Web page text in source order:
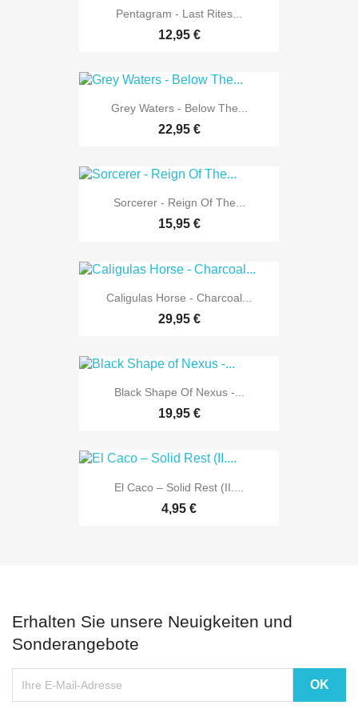
Pentagram - Last Rites...
12,95 €
Grey Waters - Below The...
22,95 €
Sorcerer - Reign Of The...
15,95 €
Caligulas Horse - Charcoal...
29,95 €
Black Shape Of Nexus -...
19,95 €
El Caco ‎– Solid Rest (II....
4,95 €
Erhalten Sie unsere Neuigkeiten und
Sonderangebote